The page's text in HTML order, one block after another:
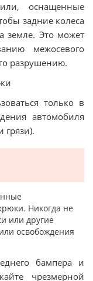
оснащенные
задние колеса
земле. Это может
межосевого
разрушению.
только в
автомобиля
грязи).
Никогда не
или другие
освобождения
бампера и
чрезмерной